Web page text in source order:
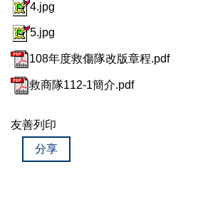
4.jpg
5.jpg
108年度救傷隊改版章程.pdf
救商隊112-1簡介.pdf
友善列印
分享